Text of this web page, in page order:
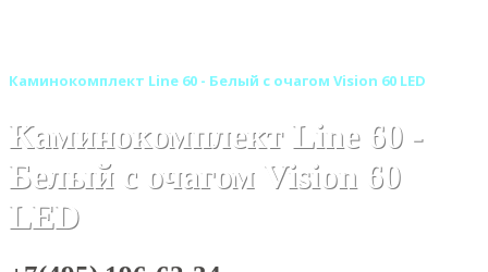
Каминокомплект Line 60 - Белый с очагом Vision 60 LED
Каминокомплект Line 60 -
Белый с очагом Vision 60
LED